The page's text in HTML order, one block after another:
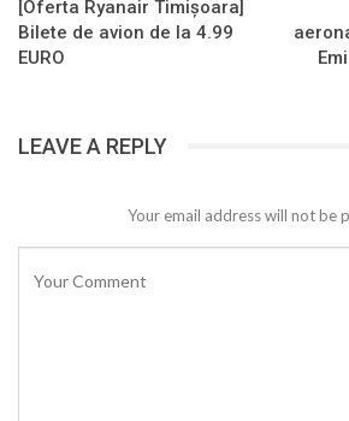
[Oferta Ryanair Timișoara]
Bilete de avion de la 4.99
EURO
LEAVE A REPLY
Your email address will not be